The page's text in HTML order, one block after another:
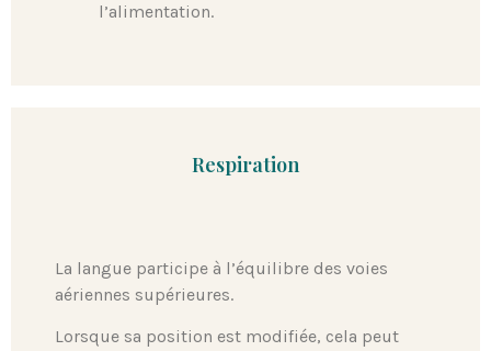
l’alimentation.
Respiration
La langue participe à l’équilibre des voies
aériennes supérieures.
Lorsque sa position est modifiée, cela peut